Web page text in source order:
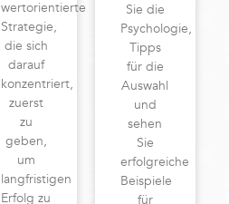
wertorientierte
Strategie,
die sich
darauf
konzentriert,
zuerst
zu
geben,
um
langfristigen
Erfolg zu
Sie die
Psychologie,
Tipps
für die
Auswahl
und
sehen
Sie
erfolgreiche
Beispiele
für